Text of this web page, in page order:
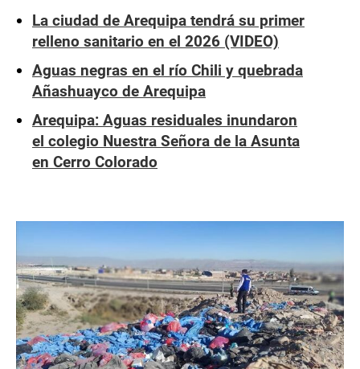
La ciudad de Arequipa tendrá su primer
relleno sanitario en el 2026 (VIDEO)
Aguas negras en el río Chili y quebrada
Añashuayco de Arequipa
Arequipa: Aguas residuales inundaron
el colegio Nuestra Señora de la Asunta
en Cerro Colorado